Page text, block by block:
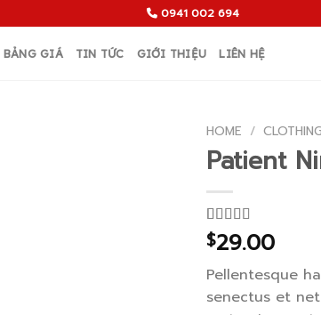
0941 002 694
BẢNG GIÁ TIN TỨC GIỚI THIỆU LIÊN HỆ
HOME / CLOTHING
Patient
Rated 4.67
out of 5
3
customer
ratings
$29.00
Pellentesque
senectus et